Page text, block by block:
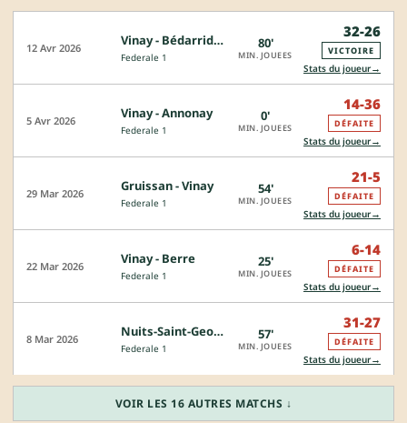
12 Avr 2026 Vinay - Bédarrides Châteauneuf
Federale 1
80'
MIN. JOUEES
32-26
VICTOIRE
Stats du joueur→
5 Avr 2026 Vinay - Annonay
Federale 1
0'
MIN. JOUEES
14-36
DÉFAITE
Stats du joueur→
29 Mar 2026 Gruissan - Vinay
Federale 1
54'
MIN. JOUEES
21-5
DÉFAITE
Stats du joueur→
22 Mar 2026 Vinay - Berre
Federale 1
25'
MIN. JOUEES
6-14
DÉFAITE
Stats du joueur→
8 Mar 2026 Nuits-Saint-Georges - Vinay
Federale 1
57'
MIN. JOUEES
31-27
DÉFAITE
Stats du joueur→
VOIR LES 16 AUTRES MATCHS ↓